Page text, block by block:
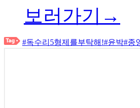
보러가기→
#독수리5형제를부탁해!#윤박#종